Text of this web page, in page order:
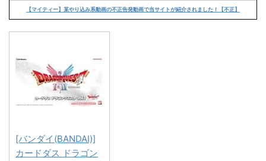
【マイティー】某やり込み系動画の不正告発動画で当サイトが紹介されました！【不正】
[バンダイ(BANDAI)]
カードダス ドラゴン